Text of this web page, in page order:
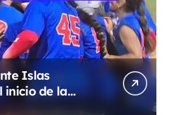
Islas
inicio de la